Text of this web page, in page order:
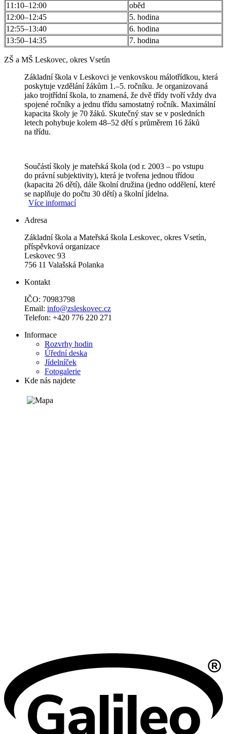
11:10–12:00
oběd
12:00–12:45
5. hodina
12:55–13:40
6. hodina
13:50–14:35
7. hodina
ZŠ a MŠ Leskovec, okres Vsetín
Základní škola v Leskovci je venkovskou málotřídkou, která
poskytuje vzdělání žákům 1.–5. ročníku. Je organizovaná
jako trojtřídní škola, to znamená, že dvě třídy tvoří vždy dva
spojené ročníky a jednu třídu samostatný ročník. Maximální
kapacita školy je 70 žáků. Skutečný stav se v posledních
letech pohybuje kolem 48–52 dětí s průměrem 16 žáků
na třídu.
Součástí školy je mateřská škola (od r. 2003 – po vstupu
do právní subjektivity), která je tvořena jednou třídou
(kapacita 26 dětí), dále školní družina (jedno oddělení, které
se naplňuje do počtu 30 dětí) a školní jídelna.
Více informací
Adresa
Základní škola a Mateřská škola Leskovec, okres Vsetín,
příspěvková organizace
Leskovec 93
756 11 Valašská Polanka
Kontakt
IČO: 70983798
Email: info@zsleskovec.cz
Telefon: +420 776 220 271
Informace
Rozvrhy hodin
Úřední deska
Jídelníček
Fotogalerie
Kde nás najdete